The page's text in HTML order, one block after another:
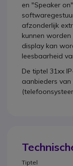
en "Speaker
afzonderlijk
kunnen
display kan
leesbaarheid
De tiptel 31xx
aanbieders
Tiptel